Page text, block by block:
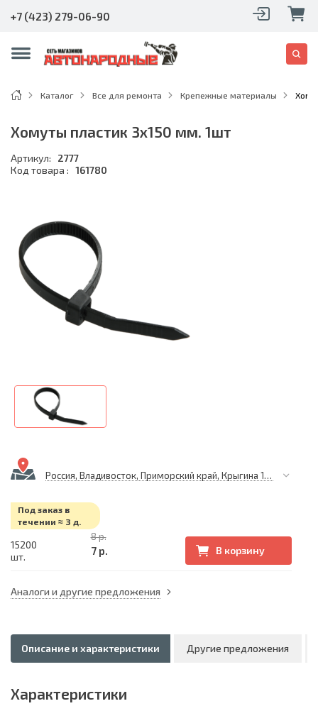
+7 (423) 279-06-90
Каталог Все для ремонта Крепежные материалы
Хомуты пластик 3х150 мм. 1шт
Артикул:
2777
Код товара : 161780
Россия, Владивосток, Приморский край, Крыгина 105
Под заказ в
течении ≈ 3 д.
15200
шт.
8 р.
7 р. В корзину
Аналоги и другие предложения
Описание и характеристики Другие предложения
Характеристики